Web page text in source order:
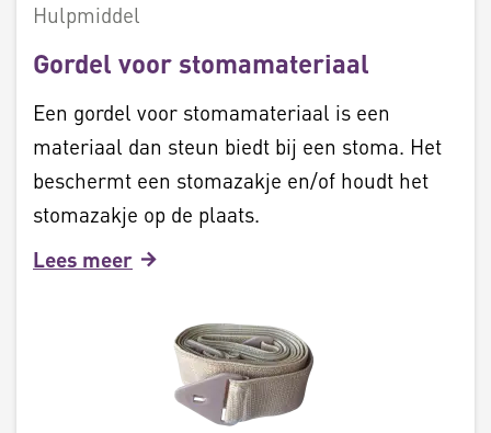
Hulpmiddel
Gordel voor stomamateriaal
Een gordel voor stomamateriaal is een
materiaal dan steun biedt bij een stoma. Het
beschermt een stomazakje en/of houdt het
stomazakje op de plaats.
Lees meer